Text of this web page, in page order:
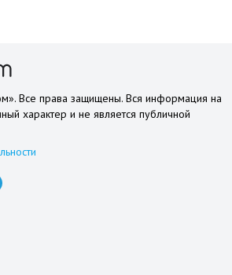
Все права защищены. Вся информация на
характер и не является публичной